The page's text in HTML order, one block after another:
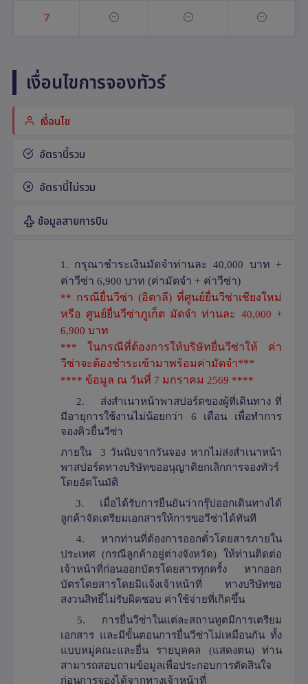
7
เงื่อนไขการจองทัวร์
เงื่อนไข
อัตรานี้รวม
อัตรานี้ไม่รวม
ข้อมูลสายการบิน
1. กรุณาชำระเงินมัดจำท่านละ40,000 บาท +
ค่าวีซ่า 6,900 บาท (ค่ามัดจำ + ค่าวีซ่า)
** กรณียื่นวีซ่า (อิตาลี) ที่ศูนย์ยื่นวีซ่าเชียงใหม่
หรือ ศูนย์ยื่นวีซ่าภูเก็ต มัดจำ ท่านละ 40,000 +
6,900 บาท
*** ในกรณีที่ต้องการให้บริษัทยื่นวีซ่าให้ ค่า
วีซ่าจะต้องชำระเข้ามาพร้อมค่ามัดจำ***
**** ข้อมูล ณ วันที่ 7 มกราคม 2569 ****
2.
ส่งสำเนาหน้าพาสปอร์ตของผู้ที่เดินทาง ที่
มีอายุการใช้งานไม่น้อยกว่า 6 เดือน เพื่อทำการ
จองคิวยื่นวีซ่า
ภายใน 3 วันนับจากวันจอง หากไม่ส่งสำเนาหน้า
พาสปอร์ตทางบริษัทขออนุญาติยกเลิกการจองทัวร์
โดยอัตโนมัติ
3.
เมื่อได้รับการยืนยันว่ากรุ๊ปออกเดินทางได้
ลูกค้าจัดเตรียมเอกสารให้การขอวีซ่าได้ทันที
4.
หากท่านที่ต้องการออกตั๋วโดยสารภายใน
ประเทศ (กรณีลูกค้าอยู่ต่างจังหวัด) ให้ท่านติดต่อ
เจ้าหน้าที่ก่อนออกบัตรโดยสารทุกครั้ง หากออก
บัตรโดยสารโดยมิแจ้งเจ้าหน้าที่ ทางบริษัทขอ
สงวนสิทธิ์ไม่รับผิดชอบ ค่าใช้จ่ายที่เกิดขึ้น
5.
การยื่นวีซ่าในแต่ละสถานทูตมีการเตรียม
เอกสาร และมีขั้นตอนการยื่นวีซ่าไม่เหมือนกัน ทั้ง
แบบหมู่คณะและยื่น รายบุคคล (แสดงตน) ท่าน
สามารถสอบถามข้อมูลเพื่อประกอบการตัดสินใจ
ก่อนการจองได้จากทางเจ้าหน้าที่